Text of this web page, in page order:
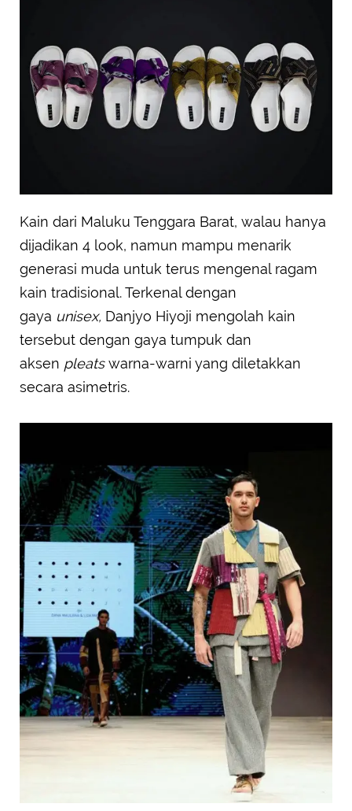
Kain dari Maluku Tenggara Barat, walau hanya
dijadikan 4 look, namun mampu menarik
generasi muda untuk terus mengenal ragam
kain tradisional. Terkenal dengan
gaya unisex, Danjyo Hiyoji mengolah kain
tersebut dengan gaya tumpuk dan
aksen pleatswarna-warni yang diletakkan
secara asimetris.